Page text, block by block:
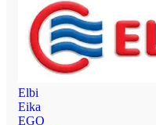
Elbi
Eika
EGO